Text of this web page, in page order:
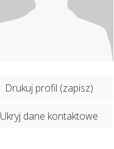
Drukuj profil (zapisz)
Ukryj dane kontaktowe